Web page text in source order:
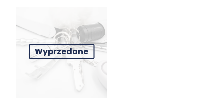
Wyprzedane